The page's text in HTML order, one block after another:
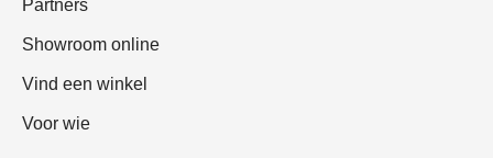
Partners
Showroom online
Vind een winkel
Voor wie